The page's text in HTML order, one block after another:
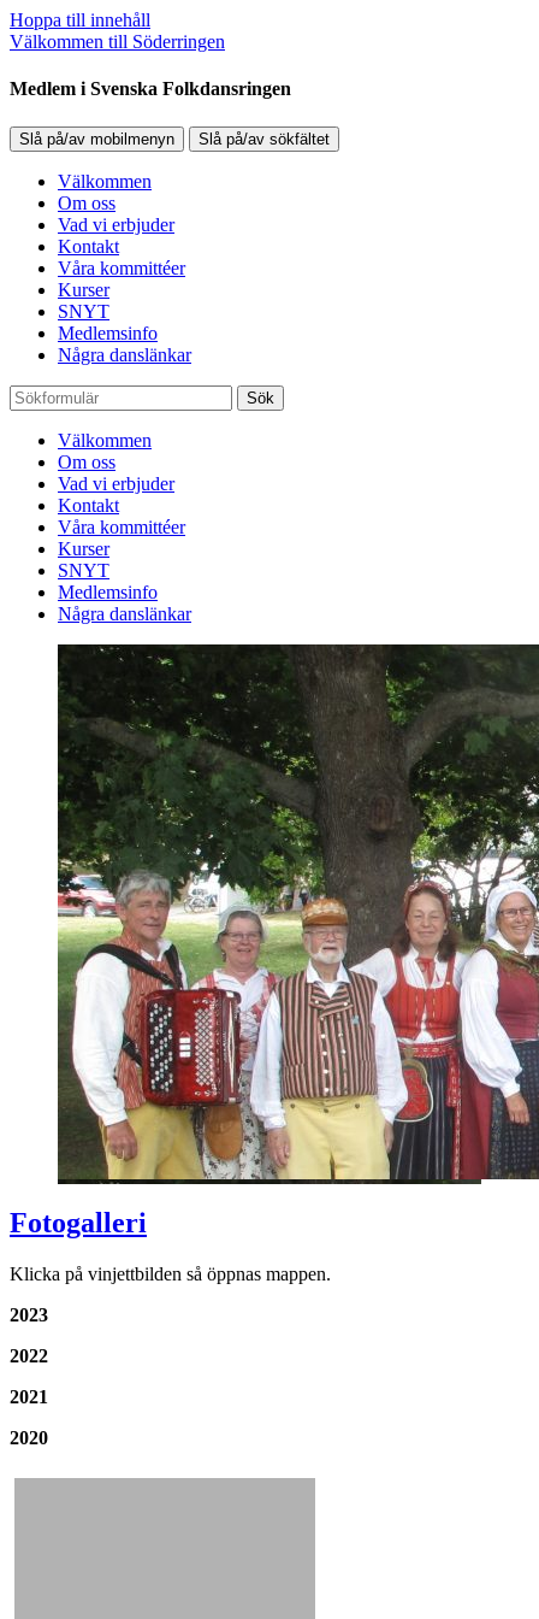
Hoppa till innehåll
Välkommen till Söderringen
Medlem i Svenska Folkdansringen
Slå på/av mobilmenyn Slå på/av sökfältet
Välkommen
Om oss
Vad vi erbjuder
Kontakt
Våra kommittéer
Kurser
SNYT
Medlemsinfo
Några danslänkar
Sök
Välkommen
Om oss
Vad vi erbjuder
Kontakt
Våra kommittéer
Kurser
SNYT
Medlemsinfo
Några danslänkar
Fotogalleri
Klicka på vinjettbilden så öppnas mappen.
2023
2022
2021
2020